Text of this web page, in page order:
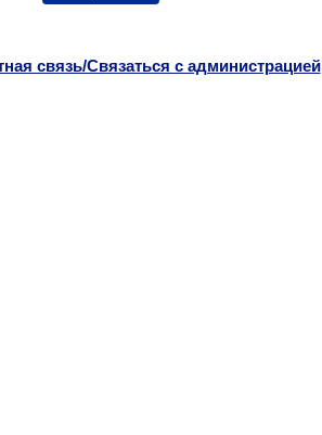
связь/Связаться с администрацией